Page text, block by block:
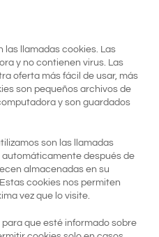
las llamadas cookies. Las
y no contienen virus. Las
oferta más fácil de usar, más
son pequeños archivos de
y son guardados
son las llamadas
automáticamente después de
almacenadas en su
cookies nos permiten
vez que lo visite.
que esté informado sobre